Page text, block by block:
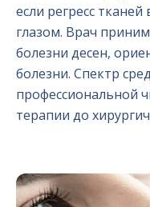
если регресс
глазом. Врач
болезни десен,
болезни. Спектр
профессиональной
терапии до